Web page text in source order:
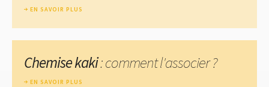
EN SAVOIR PLUS
Chemise kaki: comment l'associer ?
EN SAVOIR PLUS